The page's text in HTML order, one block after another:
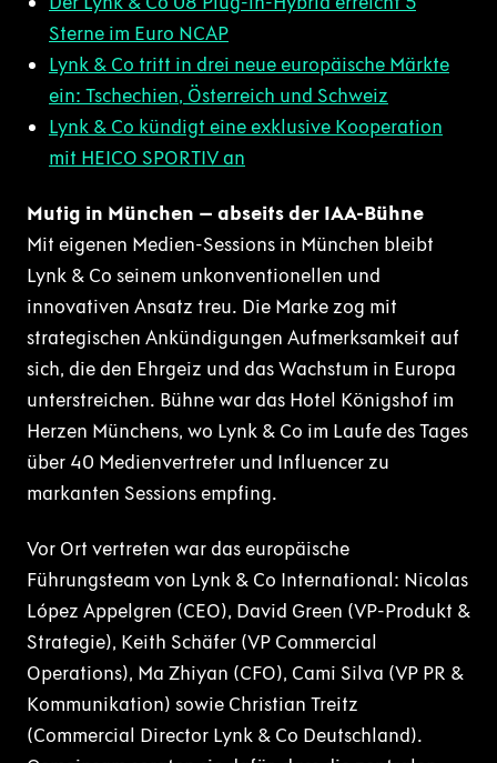
Sterne im Euro NCAP
Lynk & Co tritt in drei neue europäische Märkte
ein: Tschechien, Österreich und Schweiz
Lynk & Co kündigt eine exklusive Kooperation
mit HEICO SPORTIV an
Mutig in München – abseits der IAA-Bühne
Mit eigenen Medien-Sessions in München bleibt
Lynk & Co seinem unkonventionellen und
innovativen Ansatz treu. Die Marke zog mit
strategischen Ankündigungen Aufmerksamkeit auf
sich, die den Ehrgeiz und das Wachstum in Europa
unterstreichen. Bühne war das Hotel Königshof im
Herzen Münchens, wo Lynk & Co im Laufe des Tages
über 40 Medienvertreter und Influencer zu
markanten Sessions empfing.
Vor Ort vertreten war das europäische
Führungsteam von Lynk & Co International: Nicolas
López Appelgren (CEO), David Green (VP-Produkt &
Strategie), Keith Schäfer (VP Commercial
Operations), Ma Zhiyan (CFO), Cami Silva (VP PR &
Kommunikation) sowie Christian Treitz
(Commercial Director Lynk & Co Deutschland).